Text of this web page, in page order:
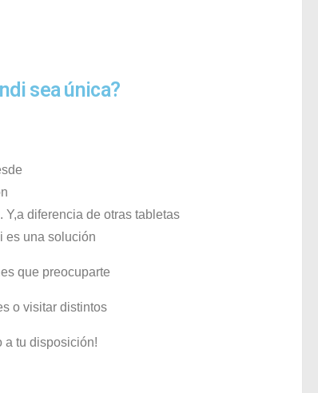
sea única?
. Y,a diferencia de otras tabletas
es una solución
que preocuparte
o visitar distintos
a tu disposición!